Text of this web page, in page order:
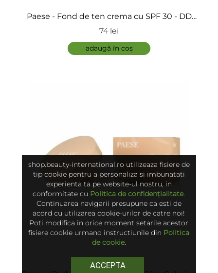
Paese - Fond de ten crema cu SPF 30 - DD
Cream
74 lei
adaugă în coș
shop.beauty-international.ro utilizeaza fisiere de
tip cookie pentru a personaliza si imbunatati
experienta ta pe website-ul nostru, in
conformitate cu Politica de confidențialitate.
Continuarea navigarii presupune ca esti de
acord cu utilizarea cookie-urilor de catre noi!
Poti modifica in orice moment setarile acestor
fisiere cookie urmand instructiunile din Politica
de cookie.
ACCEPTA